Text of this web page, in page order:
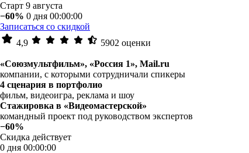
Старт 9 августа
−60% 0 дня 00:00:00
Записаться со скидкой
4,9
5902 оценки
«Союзмультфильм», «Россия 1», Mail.ru
компании, с которыми сотрудничали спикеры
4 сценария в портфолио
фильм, видеоигра, реклама и шоу
Стажировка в «Видеомастерской»
командный проект под руководством экспертов
−60%
Скидка действует
0 дня 00:00:00